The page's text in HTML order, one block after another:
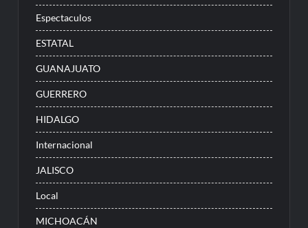
Espectaculos
ESTATAL
GUANAJUATO
GUERRERO
HIDALGO
Internacional
JALISCO
Local
MICHOACÁN